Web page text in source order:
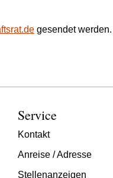
gesendet werden.
Service
Kontakt
Anreise / Adresse
Stellenanzeigen